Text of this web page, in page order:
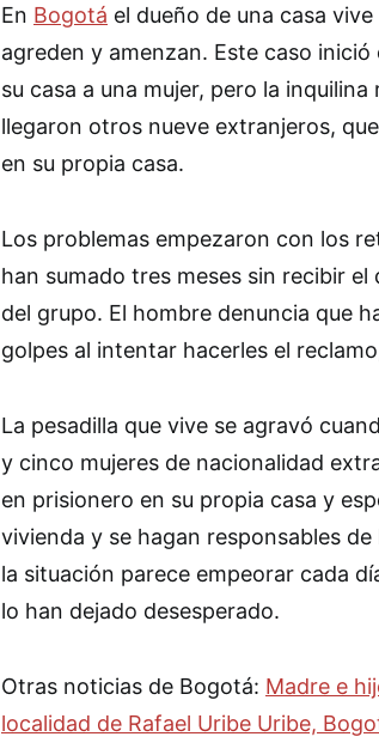
En Bogotá el dueño de una casa
agreden y amenzan. Este caso
su casa a una mujer, pero la
llegaron otros nueve extranjeros,
en su propia casa.
Los problemas empezaron con los
han sumado tres meses sin recibir
del grupo. El hombre denuncia que
golpes al intentar hacerles el
La pesadilla que vive se agravó
y cinco mujeres de nacionalidad
en prisionero en su propia casa y
vivienda y se hagan responsables
la situación parece empeorar cada
lo han dejado desesperado.
Otras noticias de Bogotá: Madre e
localidad de Rafael Uribe Uribe,